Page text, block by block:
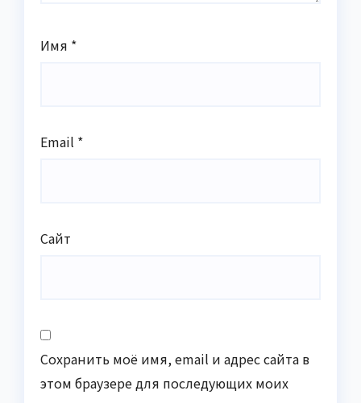
Имя *
Email *
Сайт
Сохранить моё имя, email и адрес сайта в
этом браузере для последующих моих